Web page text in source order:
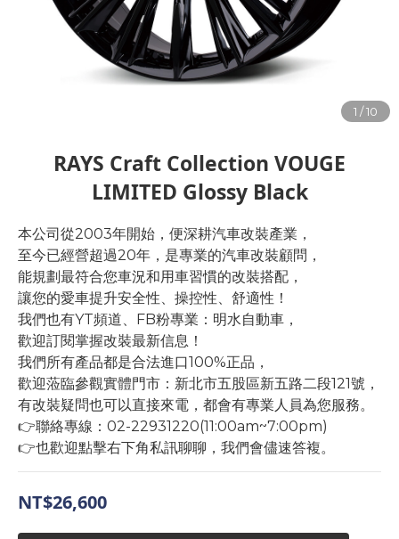
RAYS Craft Collection VOUGE
LIMITED Glossy Black
本公司從2003年開始，便深耕汽車改裝產業，
至今已經營超過20年，是專業的汽車改裝顧問，
能規劃最符合您車況和用車習慣的改裝搭配，
讓您的愛車提升安全性、操控性、舒適性！
我們也有YT頻道、FB粉專業：明水自動車，
歡迎訂閱掌握改裝最新信息！
我們所有產品都是合法進口100%正品，
歡迎蒞臨參觀實體門市：新北市五股區新五路二段121號，
有改裝疑問也可以直接來電，都會有專業人員為您服務。
👉聯絡專線：02-22931220(11:00am~7:00pm)
👉也歡迎點擊右下角私訊聊聊，我們會儘速答複。
NT$26,600